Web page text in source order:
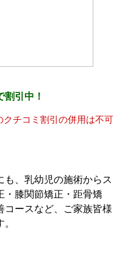
引中！
クチコミ割引の併用は不可
も、乳幼児の施術からス
膝関節矯正・ 距骨矯
コースなど、ご家族皆様